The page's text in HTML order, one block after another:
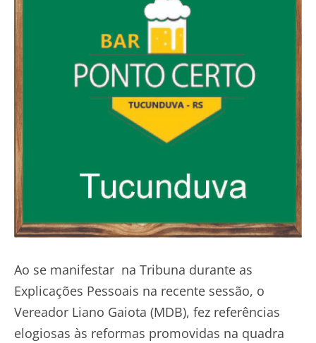
Ao se manifestar na Tribuna durante as
Explicações Pessoais na recente sessão, o
Vereador Liano Gaiota (MDB), fez referências
elogiosas às reformas promovidas na quadra